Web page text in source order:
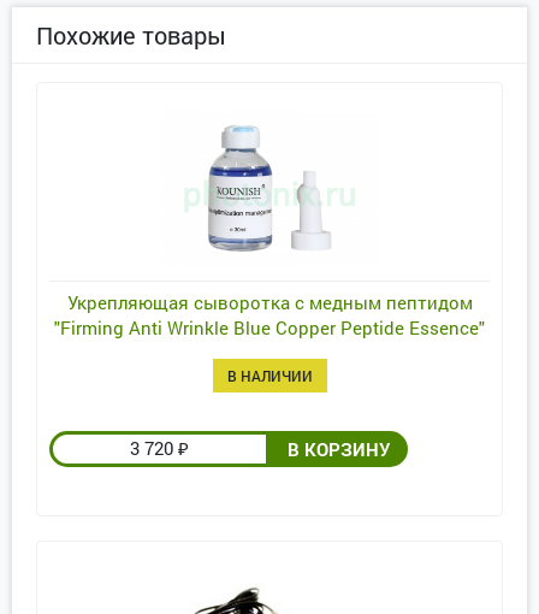
Похожие товары
Укрепляющая сыворотка с медным пептидом
"Firming Anti Wrinkle Blue Copper Peptide Essence"
30 мл
В НАЛИЧИИ
3 720 ₽